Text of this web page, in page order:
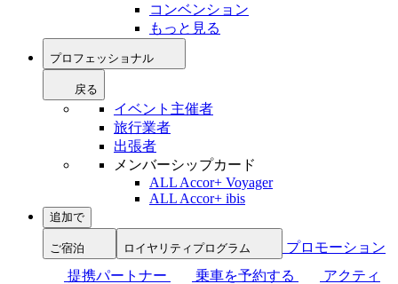
コンベンション
もっと見る
プロフェッショナル
戻る
イベント主催者
旅行業者
出張者
メンバーシップカード
ALL Accor+ Voyager
ALL Accor+ ibis
追加で
ご宿泊 ロイヤリティプログラム
プロモーション
提携パートナー
乗車を予約する
アクティ